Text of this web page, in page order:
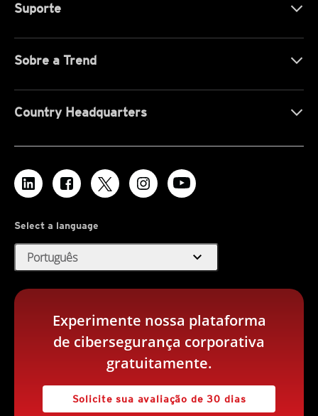
Suporte
Sobre a Trend
Country Headquarters
Select a language
Português expand_more
Experimente nossa plataforma
de cibersegurança corporativa
gratuitamente.
Solicite sua avaliação de 30 dias